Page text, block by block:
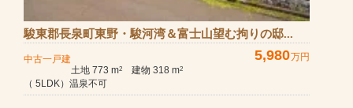
駿東郡長泉町東野・駿河湾＆富士山望む拘りの邸...
中古一戸建 5,980万円
土地 773 m2 建物 318 m2
（ 5LDK）温泉不可